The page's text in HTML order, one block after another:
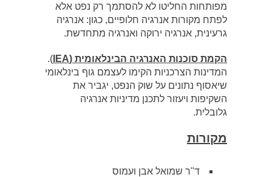
מפותחות החליטו לא להסתמך רק נפט אלא
לפתח מקורות אנרגיה חלופיים, כגון: אנרגיה
גרעינית, אנרגיה ירוקה ואנרגיה מתחדשת.
הקמת סוכנות האנרגיה הבינלאומית (IEA
).
המדינות הצרכניות הקימו לעצמם גוף בינלאומי
שיאסוף נתונים על שוק הנפט, יגביר את
השקיפות ויעזור לתכנן מדיניות אנרגיה
גלובלית.
מקורות
ד"ר שמואל אבן ועמוס